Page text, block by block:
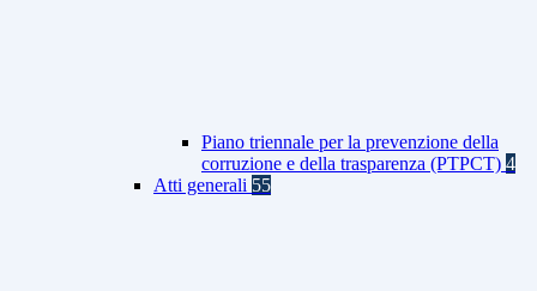
Piano triennale per la prevenzione della
corruzione e della trasparenza (PTPCT) 4
Atti generali 55